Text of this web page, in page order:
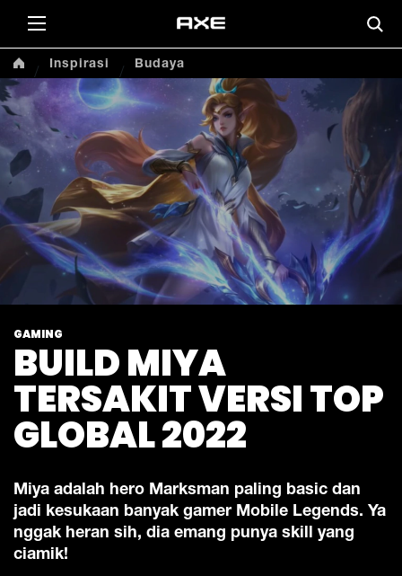
Inspirasi Budaya
GAMING
BUILD MIYA
TERSAKIT VERSI TOP
GLOBAL 2022
Miya adalah hero Marksman paling basic dan
jadi kesukaan banyak gamer Mobile Legends. Ya
nggak heran sih, dia emang punya skill yang
ciamik!